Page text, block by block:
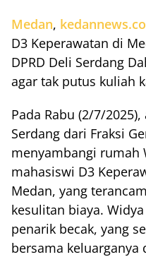
Medan,
D3 Keperawatan di
DPRD Deli Serdang
agar tak putus kuliah
Pada Rabu (2/7/
Serdang dari Fraksi
menyambangi rumah
mahasiswi D3
Medan, yang
kesulitan biaya.
penarik becak, yang
bersama keluarganya